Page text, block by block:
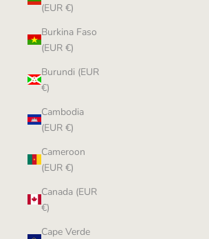
(EUR €)
Burkina Faso
(EUR €)
Burundi (EUR
€)
Cambodia
(EUR €)
Cameroon
(EUR €)
Canada (EUR
€)
Cape Verde